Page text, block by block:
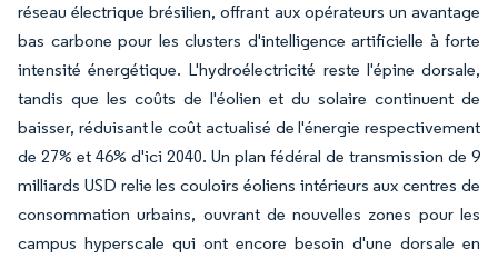
réseau électrique brésilien, offrant aux opérateurs un avantage
bas carbone pour les clusters d'intelligence artificielle à forte
intensité énergétique. L'hydroélectricité reste l'épine dorsale,
tandis que les coûts de l'éolien et du solaire continuent de
baisser, réduisant le coût actualisé de l'énergie respectivement
de 27% et 46% d'ici 2040. Un plan fédéral de transmission de 9
milliards USD relie les couloirs éoliens intérieurs aux centres de
consommation urbains, ouvrant de nouvelles zones pour les
campus hyperscale qui ont encore besoin d'une dorsale en